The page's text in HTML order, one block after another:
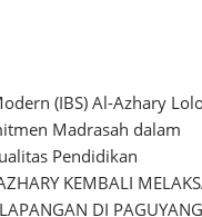
(IBS) Al-Azhary
Madrasah dalam
Pendidikan
KEMBALI
DI